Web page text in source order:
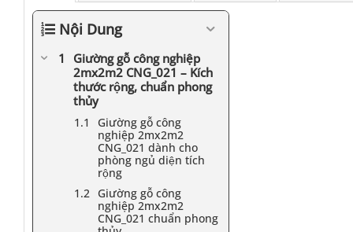
Nội Dung
Giường gỗ công nghiệp
2mx2m2 CNG_021 – Kích
thước rộng, chuẩn phong
thủy
Giường gỗ công
nghiệp 2mx2m2
CNG_021 dành cho
phòng ngủ diện tích
rộng
Giường gỗ công
nghiệp 2mx2m2
CNG_021 chuẩn phong